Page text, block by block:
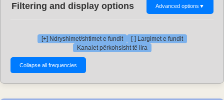
Filtering and display options Advanced options ▼
[+] Ndryshimet/shtimet e fundit
[-] Largimet e fundit
Kanalet përkohsisht të lira